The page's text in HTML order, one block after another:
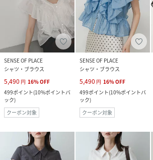
SENSE OF PLACE
シャツ・ブラウス
5,490 円 16%OFF
499ポイント(10%ポイントバ
ック)
クーポン対象
SENSE OF PLACE
シャツ・ブラウス
5,490 円 16%OFF
499ポイント(10%ポイントバ
ック)
クーポン対象